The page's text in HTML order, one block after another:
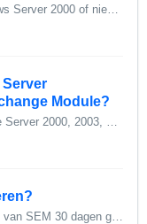
Besturingssysteem: Microsoft Windows Server 2000 of nieuwer E-mailserver: Microsoft Exchange Server 2000 of nieuwer
Module?
SEM ondersteunt Microsoft Exchange Server 2000, 2003, 2007, 2010 en 2013, 2015, 2017, 2019.
Ja dat kan. U kunt de volledige versie van SEM 30 dagen gratis en zonder verplichtingen testen. Download het hier.